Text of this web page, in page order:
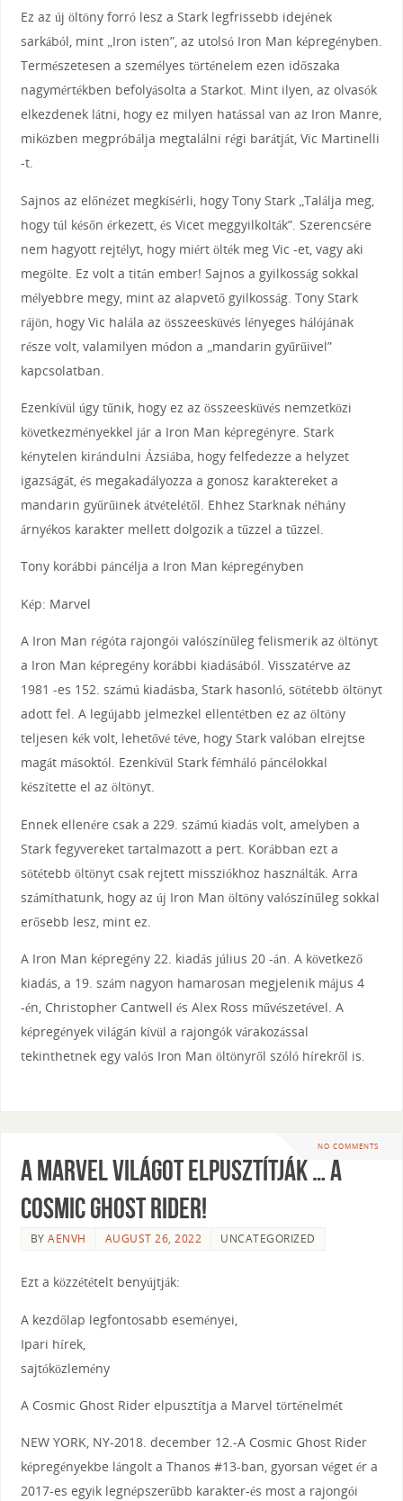
Ez az új öltöny forró lesz a Stark legfrissebb idejének
sarkából, mint „Iron isten”, az utolsó Iron Man képregényben.
Természetesen a személyes történelem ezen időszaka
nagymértékben befolyásolta a Starkot. Mint ilyen, az olvasók
elkezdenek látni, hogy ez milyen hatással van az Iron Manre,
miközben megpróbálja megtalálni régi barátját, Vic Martinelli
-t.
Sajnos az előnézet megkísérli, hogy Tony Stark „Találja meg,
hogy túl későn érkezett, és Vicet meggyilkolták”. Szerencsére
nem hagyott rejtélyt, hogy miért ölték meg Vic -et, vagy aki
megölte. Ez volt a titán ember! Sajnos a gyilkosság sokkal
mélyebbre megy, mint az alapvető gyilkosság. Tony Stark
rájön, hogy Vic halála az összeesküvés lényeges hálójának
része volt, valamilyen módon a „mandarin gyűrűivel”
kapcsolatban.
Ezenkívül úgy tűnik, hogy ez az összeesküvés nemzetközi
következményekkel jár a Iron Man képregényre. Stark
kénytelen kirándulni Ázsiába, hogy felfedezze a helyzet
igazságát, és megakadályozza a gonosz karaktereket a
mandarin gyűrűinek átvételétől. Ehhez Starknak néhány
árnyékos karakter mellett dolgozik a tűzzel a tűzzel.
Tony korábbi páncélja a Iron Man képregényben
Kép: Marvel
A Iron Man régóta rajongói valószínűleg felismerik az öltönyt
a Iron Man képregény korábbi kiadásából. Visszatérve az
1981 -es 152. számú kiadásba, Stark hasonló, sötétebb öltönyt
adott fel. A legújabb jelmezkel ellentétben ez az öltöny
teljesen kék volt, lehetővé téve, hogy Stark valóban elrejtse
magát másoktól. Ezenkívül Stark fémháló páncélokkal
készítette el az öltönyt.
Ennek ellenére csak a 229. számú kiadás volt, amelyben a
Stark fegyvereket tartalmazott a pert. Korábban ezt a
sötétebb öltönyt csak rejtett missziókhoz használták. Arra
számíthatunk, hogy az új Iron Man öltöny valószínűleg sokkal
erősebb lesz, mint ez.
A Iron Man képregény 22. kiadás július 20 -án. A következő
kiadás, a 19. szám nagyon hamarosan megjelenik május 4
-én, Christopher Cantwell és Alex Ross művészetével. A
képregények világán kívül a rajongók várakozással
tekinthetnek egy valós Iron Man öltönyről szóló hírekről is.
NO COMMENTS
A Marvel világot elpusztítják … a
Cosmic Ghost Rider!
BYAENVH AUGUST 26, 2022 UNCATEGORIZED
Ezt a közzétételt benyújtják:
A kezdőlap legfontosabb eseményei,
Ipari hírek,
sajtóközlemény
A Cosmic Ghost Rider elpusztítja a Marvel történelmét
NEW YORK, NY-2018. december 12.-A Cosmic Ghost Rider
képregényekbe lángolt a Thanos #13-ban, gyorsan véget ér a
2017-es egyik legnépszerűbb karakter-és most a rajongói